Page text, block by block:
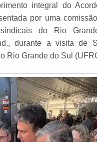
integral do
por uma
do Rio
durante a visita de
Rio Grande do Sul